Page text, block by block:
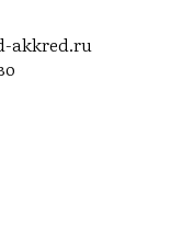
akkred.ru